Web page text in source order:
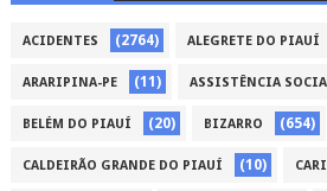
ACIDENTES (2764) ALEGRETE DO PIAUÍ
ARARIPINA-PE (11) ASSISTÊNCIA
BELÉM DO PIAUÍ (20) BIZARRO (654)
CALDEIRÃO GRANDE DO PIAUÍ (10)